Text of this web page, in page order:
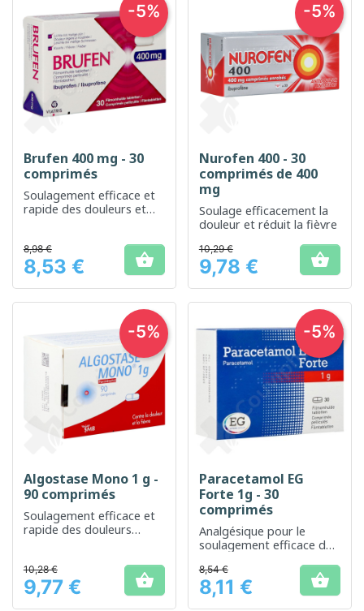
Brufen 400 mg - 30
comprimés
Soulagement efficace et
rapide des douleurs et
Prix
8,98 €
8,53 € 
-5%
Nurofen 400 - 30
comprimés de 400
mg
Soulage efficacement la
douleur et réduit la fièvre
Prix
10,29 €
9,78 € 
-5%
Algostase Mono 1 g -
90 comprimés
Soulagement efficace et
rapide des douleurs
Prix
10,28 €
9,77 € 
-5%
Paracetamol EG
Forte 1g - 30
comprimés
Analgésique pour le
soulagement efficace de
Prix
8,54 €
8,11 € 
-5%